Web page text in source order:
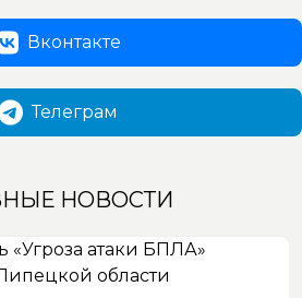
Вконтакте
Телеграм
НОВОСТИ